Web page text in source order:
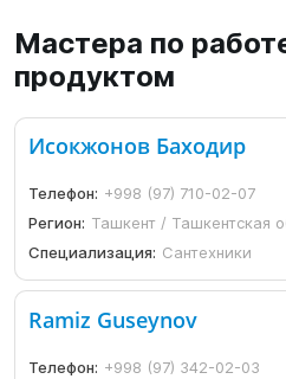
Мастера по
продуктом
Исокжонов Баходир
Телефон: +998 (97) 710-02-07
Регион: Ташкент / Ташкентская
Специализация: Сантехники
Ramiz Guseynov
Телефон: +998 (97) 342-02-03